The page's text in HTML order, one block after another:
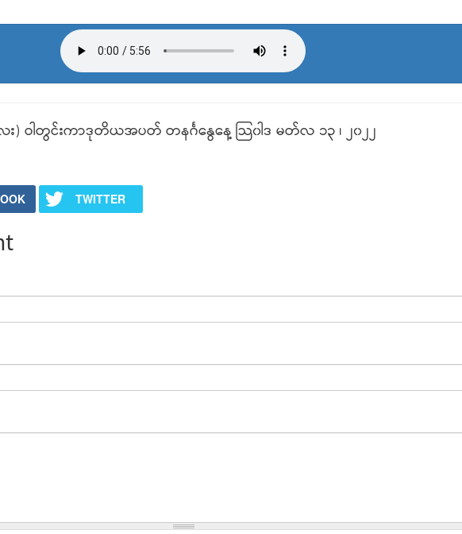
း) ဝါတွင်းကာဒုတိယအပတ် တနင်္ဂနွေနေ့‌ သြ၀ါဒ မတ်လ ၁၃ ၊ ၂၀၂၂
TWITTER